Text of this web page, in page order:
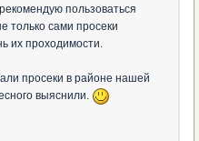
пользоваться
только сами просеки
их проходимости.
просеки в районе нашей
выяснили.